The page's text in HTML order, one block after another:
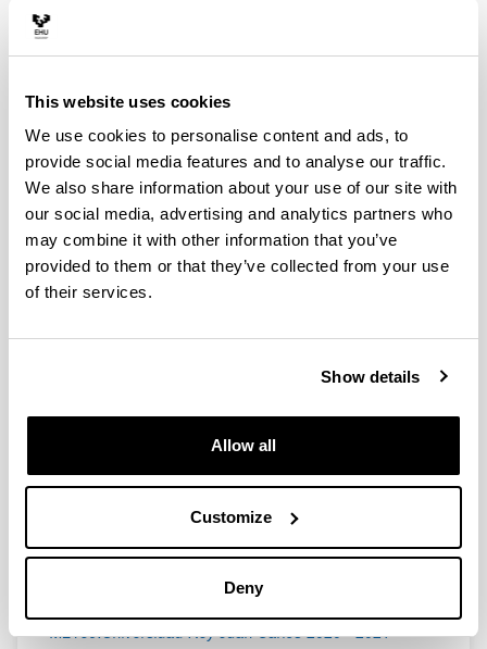
This website uses cookies
We use cookies to personalise content and ads, to
provide social media features and to analyse our traffic.
We also share information about your use of our site with
our social media, advertising and analytics partners who
may combine it with other information that you’ve
provided to them or that they’ve collected from your use
of their services.
Show details
Allow all
Customize
Deny
optimizar la eficiencia en el uso del amonio en
(PID2020-113385RB-I00)financiada por
manera de hacer Europa”
"Función del cianuro como señal intracelular en
la respuesta de las plantas a la disponibilidad de
hierro (CNS2022-136000)"Ayudas para incentivar la
consolidación investigadora, del Plan Estatal de
Investigación Científica, Técnica y de Innovación para el
período 2021-2023, en el marco del Plan de
Recuperación, Transformación y Resiliencia
2021
2023
"Genotipos de trigo con capacidad BNI
estrategia para la producción agrícola sostenible"
use as tools for reducing greenhouse gases
emissions and improving crops quality (RTI2018-
MINECO (Pública)
"Origen, evolución y sistemática del orden
Cantharellales (Basidiomycota, Fungi) mediante
M2169.Universidad Rey Juan Carlos 2020-2021